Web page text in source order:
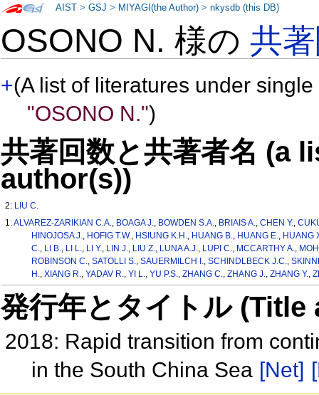
OSONO N. 様の共
+(A list of literatures under
"OSONO N.")
共著回数と共著者名 (a
author(s))
2: LIU C.
1:ALVAREZ-ZARIKIAN C.A., BOAGA J., BOWDEN S.A., BRIAIS A.,CHEN Y.,
HINOJOSA J., HOFIG T.W., HSIUNG K.H., HUANG B., HUANG E., HUANG
C., LI B., LI L., LI Y., LIN J., LIU Z., LUNA A.J., LUPI C., MCCARTHY A.,
ROBINSON C., SATOLLI S., SAUERMILCH I., SCHINDLBECK J.C.,
H., XIANG R., YADAV R., YI L., YU P.S., ZHANG C., ZHANG J., ZHANG Y.,
発行年とタイトル
2018: Rapid transition from
in the South China Sea [Net]
AIST >GSJ > MIYAGI(the Author) >nkysdb (this DB)